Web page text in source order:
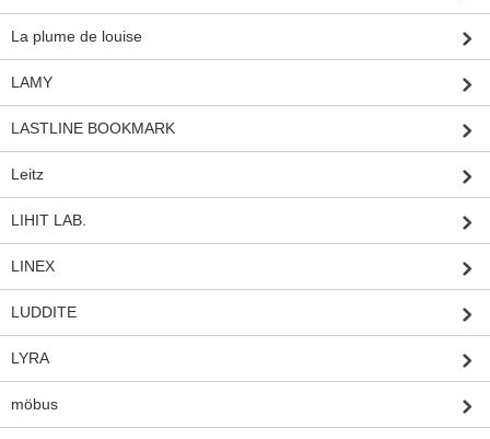
La plume de louise
LAMY
LASTLINE BOOKMARK
Leitz
LIHIT LAB.
LINEX
LUDDITE
LYRA
möbus